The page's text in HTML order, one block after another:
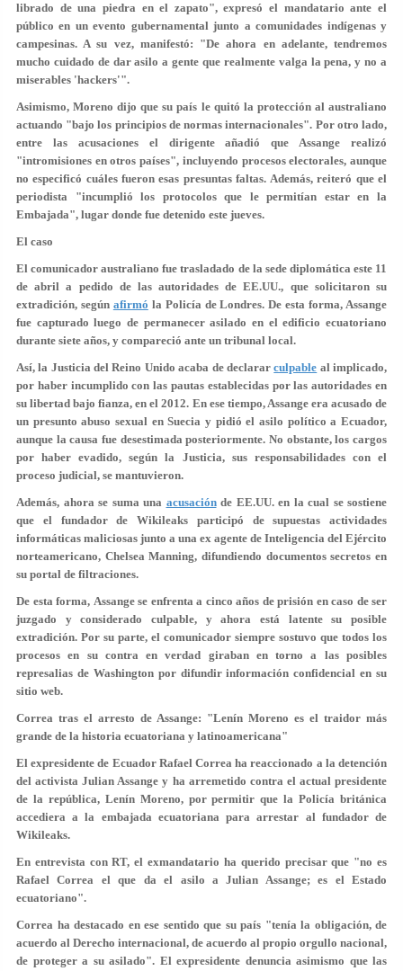
librado de una piedra en el zapato", expresó el mandatario ante el
público en un evento gubernamental junto a comunidades indígenas y
campesinas. A su vez, manifestó: "De ahora en adelante, tendremos
mucho cuidado de dar asilo agente que realmente valga la pena, y no a
miserables 'hackers'".
Asimismo, Moreno dijo que su país le quitó la protección al australiano
actuando "bajo los principios de normas internacionales". Por otro lado,
entre las acusaciones el dirigente añadió que Assange realizó
"intromisiones en otros países", incluyendo procesos electorales, aunque
no especificó cuáles fueron esas presuntas faltas. Además, reiteró que el
periodista "incumplió los protocolos que le permitían estar en la
Embajada", lugar donde fue detenido este jueves.
El caso
El comunicador australiano fue trasladado de la sede diplomática este 11
de abril a pedido de las autoridades de EE.UU., que solicitaron su
extradición, según afirmó la Policía de Londres. De esta forma, Assange
fue capturado luego de permanecer asilado en el edificio ecuatoriano
durante siete años, y compareció ante un tribunal local.
Así, la Justicia del Reino Unido acaba de declararculpable al implicado,
por haber incumplido con las pautas establecidas por las autoridades en
su libertad bajo fianza, en el 2012. En ese tiempo, Assange era acusado de
un presunto abuso sexual en Sueciay pidió el asilo político a Ecuador,
aunque la causa fue desestimada posteriormente. No obstante, los cargos
por haber evadido, según la Justicia, sus responsabilidades con el
proceso judicial, se mantuvieron.
Además, ahora se suma una acusaciónde EE.UU. en la cual se sostiene
que el fundador de Wikileaks participó de supuestas actividades
informáticas maliciosas junto a una ex agente de Inteligencia del Ejército
norteamericano, Chelsea Manning, difundiendo documentos secretosen
su portal de filtraciones.
De esta forma, Assange se enfrenta a cinco años de prisión en caso de ser
juzgado y considerado culpable, y ahora está latente su posible
extradición. Por su parte, el comunicador siempre sostuvo que todos los
procesos en su contra en verdad giraban en torno a las posibles
represalias de Washington por difundir información confidencial en su
sitio web.
Correa tras el arresto de Assange: "Lenín Moreno es el traidor más
grande de la historia ecuatoriana y latinoamericana"
El expresidente de Ecuador Rafael Correa ha reaccionado a la detención
del activista Julian Assange y ha arremetido contra el actual presidente
de la república, Lenín Moreno, por permitir que la Policía británica
accediera a la embajada ecuatoriana para arrestar al fundador de
Wikileaks.
En entrevista con RT, el exmandatario ha querido precisar que "no es
Rafael Correa el que da el asilo a Julian Assange; es el Estado
ecuatoriano".
Correa ha destacado en ese sentido que su país "tenía la obligación, de
acuerdo al Derecho internacional, de acuerdo al propio orgullo nacional,
de proteger a su asilado". El expresidente denuncia asimismo que las